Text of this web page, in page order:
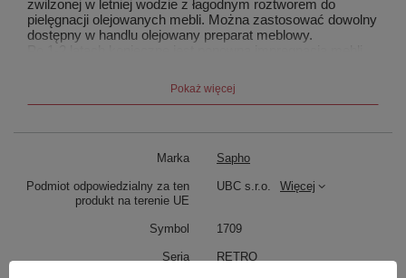
zwilżonej w letniej wodzie z łagodnym roztworem do
pielęgnacji olejowanych mebli. Można zastosować dowolny
dostępny w handlu olejowany preparat meblowy.
W przypadku mebli z litego drewna stosuje się
wzmocniony klinami, jest również odporny na
napięcie.
Służy do łączenia części pionowych i
Pokaż więcej
Marka Sapho
Podmiot odpowiedzialny za ten
produkt na terenie UE
UBC s.r.o. Więcej
Symbol 1709
Seria RETRO